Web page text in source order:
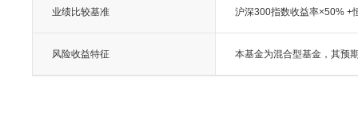
业绩比较基准 沪深300指数收益率×50% +
风险收益特征 本基金为混合型基金，其预